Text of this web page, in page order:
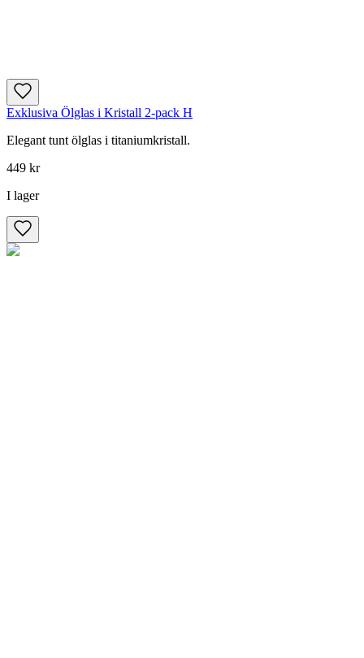
Exklusiva Ölglas i Kristall 2-pack H
Elegant tunt ölglas i titaniumkristall.
449 kr
I lager